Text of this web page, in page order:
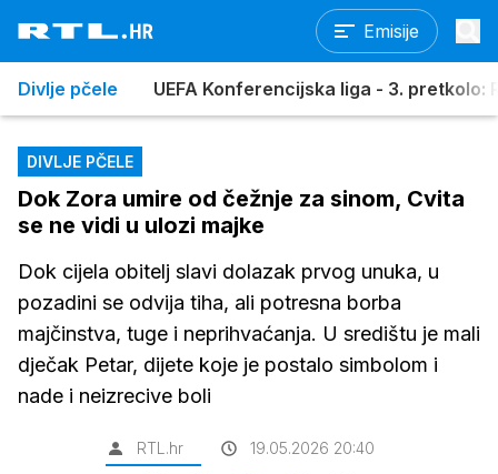
Emisije
Divlje pčele UEFA Konferencijska liga - 3. pretkolo:
DIVLJE PČELE
Dok Zora umire od čežnje za sinom, Cvita
se ne vidi u ulozi majke
Dok cijela obitelj slavi dolazak prvog unuka, u
pozadini se odvija tiha, ali potresna borba
majčinstva, tuge i neprihvaćanja. U središtu je mali
dječak Petar, dijete koje je postalo simbolom i
nade i neizrecive boli
RTL.hr 19.05.2026 20:40